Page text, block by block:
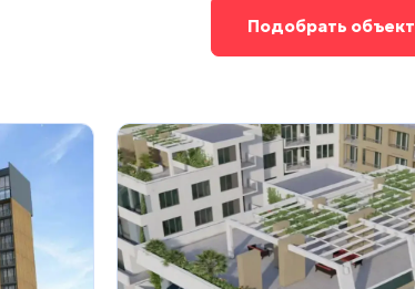
Подобрать объект